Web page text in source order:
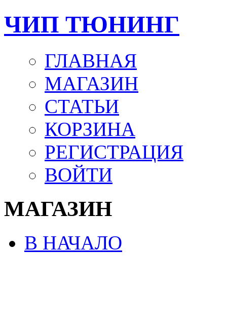
ЧИП ТЮНИНГ
ГЛАВНАЯ
МАГАЗИН
СТАТЬИ
КОРЗИНА
РЕГИСТРАЦИЯ
ВОЙТИ
МАГАЗИН
В НАЧАЛО